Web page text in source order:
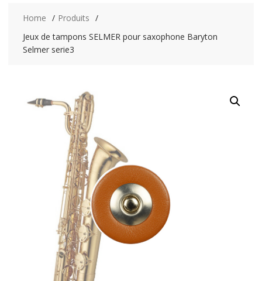
Home
Produits
Jeux de tampons SELMER pour saxophone Baryton
Selmer serie3